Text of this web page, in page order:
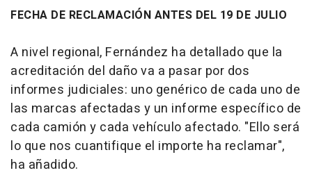
FECHA DE RECLAMACIÓN ANTES DEL 19 DE JULIO
A nivel regional, Fernández ha detallado que la
acreditación del daño va a pasar por dos
informes judiciales: uno genérico de cada uno de
las marcas afectadas y un informe específico de
cada camión y cada vehículo afectado. "Ello será
lo que nos cuantifique el importe ha reclamar",
ha añadido.